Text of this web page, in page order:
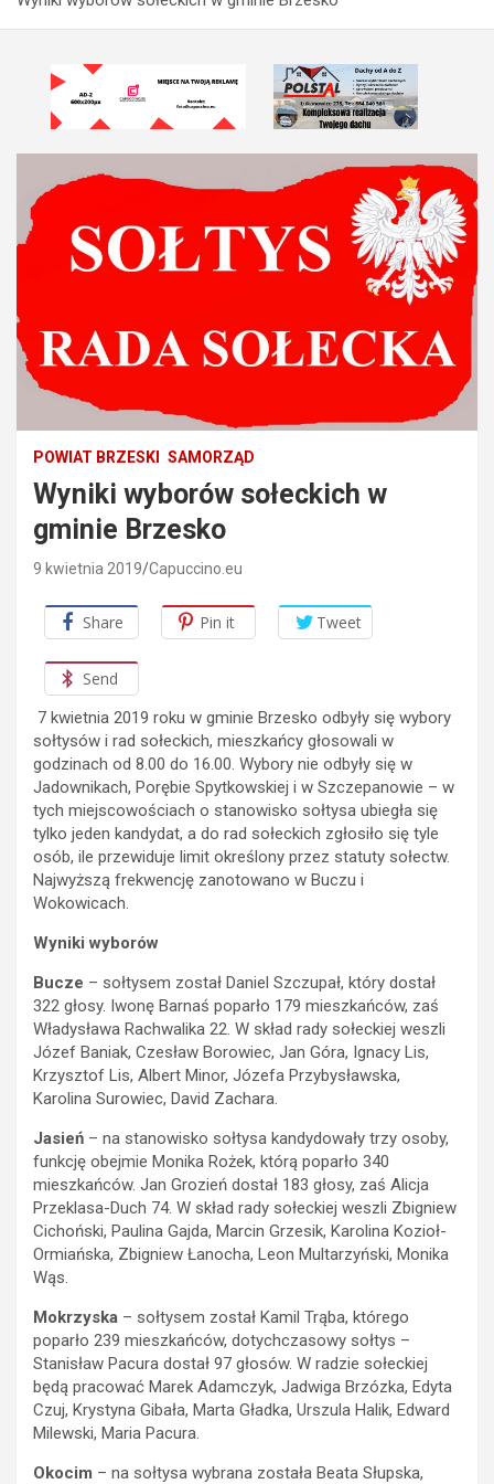
POWIAT BRZESKI SAMORZĄD
Wyniki wyborów sołeckich w
gminie Brzesko
9 kwietnia 2019 Capuccino.eu
Share Pin it Tweet
Send
7 kwietnia 2019 roku w gminie Brzesko odbyły się wybory
sołtysów i rad sołeckich, mieszkańcy głosowali w
godzinach od 8.00 do 16.00. Wybory nie odbyły się w
Jadownikach, Porębie Spytkowskiej i w Szczepanowie – w
tych miejscowościach o stanowisko sołtysa ubiegła się
tylko jeden kandydat, a do rad sołeckich zgłosiło się tyle
osób, ile przewiduje limit określony przez statuty sołectw.
Najwyższą frekwencję zanotowano w Buczu i
Wokowicach.
Wyniki wyborów
Bucze – sołtysem został Daniel Szczupał, który dostał
322 głosy. Iwonę Barnaś poparło 179 mieszkańców, zaś
Władysława Rachwalika 22. W skład rady sołeckiej weszli
Józef Baniak, Czesław Borowiec, Jan Góra, Ignacy Lis,
Krzysztof Lis, Albert Minor, Józefa Przybysławska,
Karolina Surowiec, David Zachara.
Jasień – na stanowisko sołtysa kandydowały trzy osoby,
funkcję obejmie Monika Rożek, którą poparło 340
mieszkańców. Jan Grozień dostał 183 głosy, zaś Alicja
Przeklasa-Duch 74. W skład rady sołeckiej weszli Zbigniew
Cichoński, Paulina Gajda, Marcin Grzesik, Karolina Kozioł-
Ormiańska, Zbigniew Łanocha, Leon Multarzyński, Monika
Wąs.
Mokrzyska – sołtysem został Kamil Trąba, którego
poparło 239 mieszkańców, dotychczasowy sołtys –
Stanisław Pacura dostał 97 głosów. W radzie sołeckiej
będą pracować Marek Adamczyk, Jadwiga Brzózka, Edyta
Czuj, Krystyna Gibała, Marta Gładka, Urszula Halik, Edward
Milewski, Maria Pacura.
Okocim – na sołtysa wybrana została Beata Słupska,